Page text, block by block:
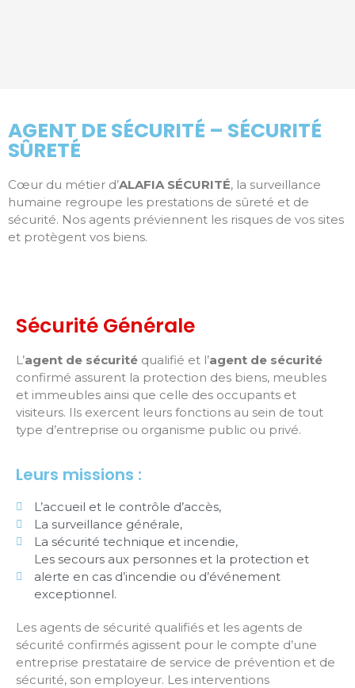
AGENT DE SÉCURITÉ – SÉCURITÉ
SÛRETÉ
Cœur du métier d’ALAFIA SÉCURITÉ, la surveillance
humaine regroupe les prestations de sûreté et de
sécurité. Nos agents préviennent les risques de vos sites
et protègent vos biens.
Sécurité Générale
L’agent de sécurité qualifié et l’agent de sécurité
confirmé assurent la protection des biens, meubles
et immeubles ainsi que celle des occupants et
visiteurs. Ils exercent leurs fonctions au sein de tout
type d’entreprise ou organisme public ou privé.
Leurs missions :
L’accueil et le contrôle d’accès,
La surveillance générale,
La sécurité technique et incendie,
Les secours aux personnes et la protection et
alerte en cas d’incendie ou d’événement
exceptionnel.
Les agents de sécurité qualifiés et les agents de
sécurité confirmés agissent pour le compte d’une
entreprise prestataire de service de prévention et de
sécurité, son employeur. Les interventions